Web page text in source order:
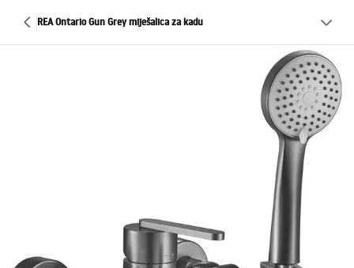
REA Ontario Gun Grey miješalica za kadu